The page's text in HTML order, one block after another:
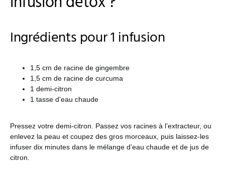
Ingrédients pour 1 infusion
1,5 cm de racine de gingembre
1,5 cm de racine de curcuma
1 demi-citron
1 tasse d’eau chaude
Pressez votre demi-citron. Passez vos racines à l’extracteur, ou
enlevez la peau et coupez des gros morceaux, puis laissez-les
infuser dix minutes dans le mélange d’eau chaude et de jus de
citron.